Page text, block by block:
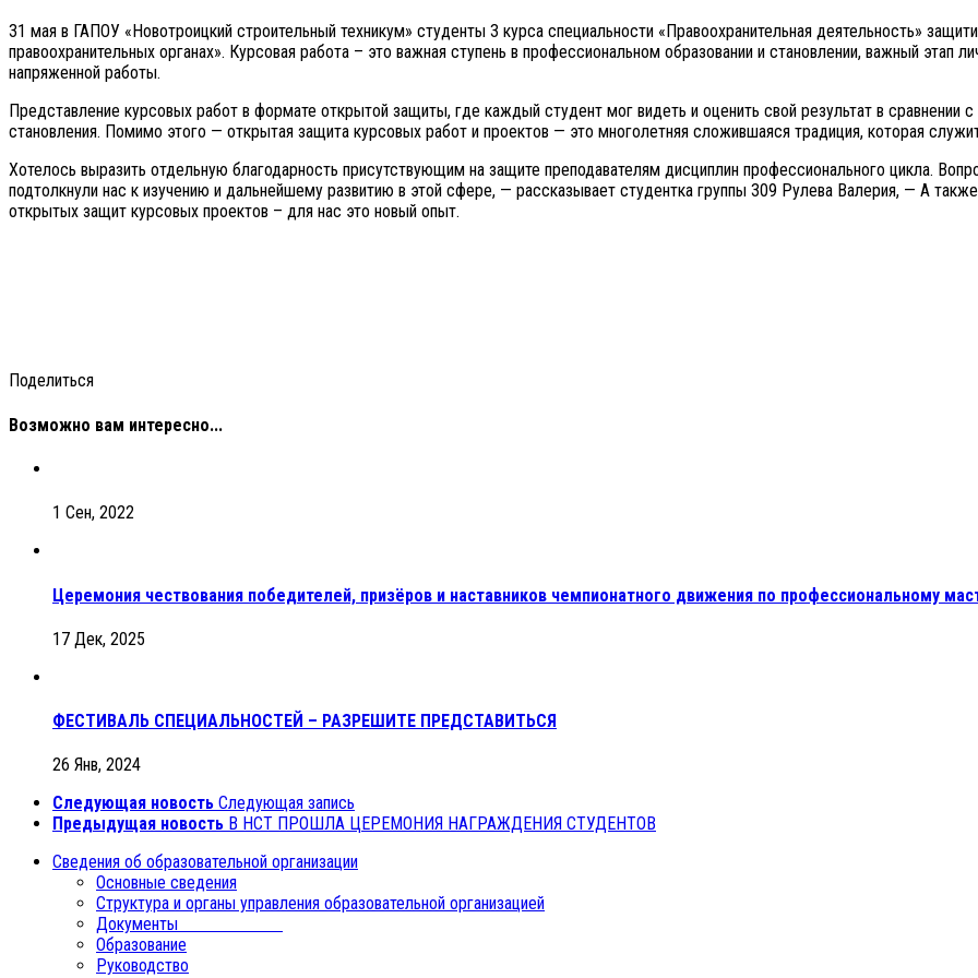
31 мая в ГАПОУ «Новотроицкий строительный техникум» студенты 3 курса специальности «Правоохранительная деятельность»
правоохранительных органах». Курсовая работа – это важная ступень в профессиональном образовании и становлении, важный этап
напряженной работы.
Представление курсовых работ в формате открытой защиты, где каждый студент мог видеть и оценить свой результат в сравнении
становления. Помимо этого — открытая защита курсовых работ и проектов — это многолетняя сложившаяся традиция, которая
Хотелось выразить отдельную благодарность присутствующим на защите преподавателям дисциплин профессионального цикла.
подтолкнули нас к изучению и дальнейшему развитию в этой сфере, — рассказывает студентка группы 309 Рулева Валерия, — А
открытых защит курсовых проектов – для нас это новый опыт.
Поделиться
Возможно вам интересно...
1 Сен, 2022
Церемония чествования победителей, призёров и наставников чемпионатного движения по профессиональному
17 Дек, 2025
ФЕСТИВАЛЬ СПЕЦИАЛЬНОСТЕЙ – РАЗРЕШИТЕ ПРЕДСТАВИТЬСЯ
26 Янв, 2024
Следующая новость Следующая запись
Предыдущая новость В НСТ ПРОШЛА ЦЕРЕМОНИЯ НАГРАЖДЕНИЯ СТУДЕНТОВ
Сведения об образовательной организации
Основные сведения
Структура и органы управления образовательной организацией
Документы
Образование
Руководство